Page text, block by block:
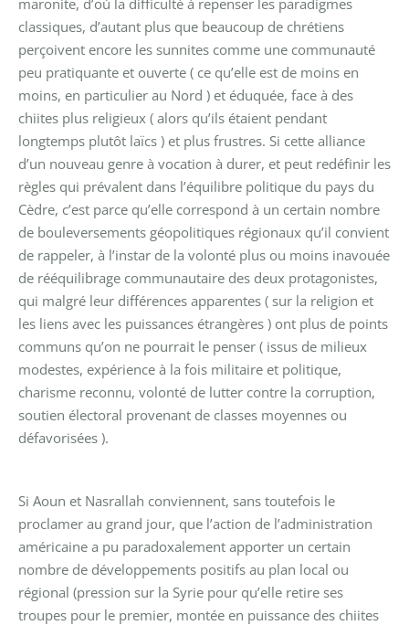
maronite, d’où la difficulté à repenser les paradigmes
classiques, d’autant plus que beaucoup de chrétiens
perçoivent encore les sunnites comme une communauté
peu pratiquante et ouverte ( ce qu’elle est de moins en
moins, en particulier au Nord ) et éduquée, face à des
chiites plus religieux ( alors qu’ils étaient pendant
longtemps plutôt laïcs ) et plus frustres. Si cette alliance
d’un nouveau genre à vocation à durer, et peut redéfinir les
règles qui prévalent dans l’équilibre politique du pays du
Cèdre, c’est parce qu’elle correspond à un certain nombre
de bouleversements géopolitiques régionaux qu’il convient
de rappeler, à l’instar de la volonté plus ou moins inavouée
de rééquilibrage communautaire des deux protagonistes,
qui malgré leur différences apparentes ( sur la religion et
les liens avec les puissances étrangères ) ont plus de points
communs qu’on ne pourrait le penser ( issus de milieux
modestes, expérience à la fois militaire et politique,
charisme reconnu, volonté de lutter contre la corruption,
soutien électoral provenant de classes moyennes ou
défavorisées ).
Si Aoun et Nasrallah conviennent, sans toutefois le
proclamer au grand jour, que l’action de l’administration
américaine a pu paradoxalement apporter un certain
nombre de développements positifs au plan local ou
régional (pression sur la Syrie pour qu’elle retire ses
troupes pour le premier, montée en puissance des chiites